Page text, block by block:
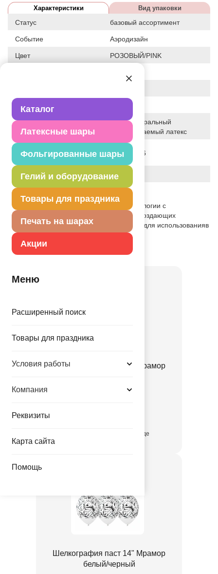
Каталог
Латексные шары
Фольгированные шары
Гелий и оборудование
Товары для праздника
Печать на шарах
Акции
Меню
Расширенный поиск
Товары для праздника
Условия работы
Компания
Реквизиты
Карта сайта
Помощь
Характеристики Вид упаковки
Статус базовый ассортимент
Событие Аэродизайн
Цвет РОЗОВЫЙ/PINK
Общие размеры 12"/30СМ
100% натуральный
биоразлагаемый латекс
изменения элемента
05-07-2026
Вес 3.200 г
Описание товара
Шар изготовлен по оригинальной технологии с
использованием различныхпигментов создающих
мраморный эффект. Предназначенный для использованияв
оформлении и розничной продаже
Товар из коллекцииМрамор
Шелкография паст 14" Мрамор
присутствует на складе
Шелкография паст 14" Мрамор
белый/черный